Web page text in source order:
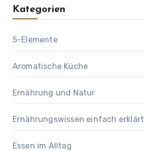
Kategorien
5-Elemente
Aromatische Küche
Ernährung und Natur
Ernährungswissen einfach erklärt
Essen im Alltag